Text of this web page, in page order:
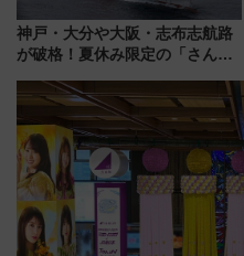
神戸・大分や大阪・志布志航路
が破格！夏休み限定の「さんふ
ート 夕朝食ビュッフェ付きで
快適な船旅はいかが？